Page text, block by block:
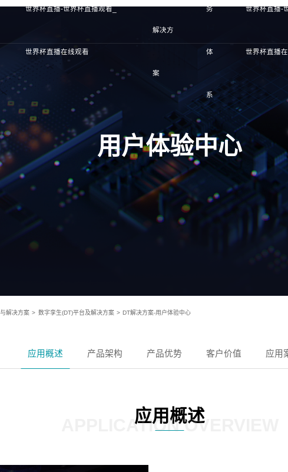
世界杯直播-世界杯直播观看_
世界杯直播在线观看
解决方
案
务
体
系
世界杯直播-
世界杯直播
用户体验中心
解决方案 > 数字孪生(DT)平台及解决方案 > DT解决方案-用户体验中心
应用概述 产品架构 产品优势 客户价值 应用
应用概述
APPLICATION OVERVIEW